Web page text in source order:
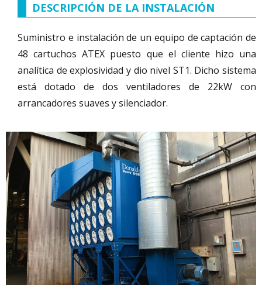
DESCRIPCIÓN DE LA INSTALACIÓN
Suministro e instalación de un equipo de captación de
48 cartuchos ATEX puesto que el cliente hizo una
analítica de explosividad y dio nivel ST1. Dicho sistema
está dotado de dos ventiladores de 22kW con
arrancadores suaves y silenciador.